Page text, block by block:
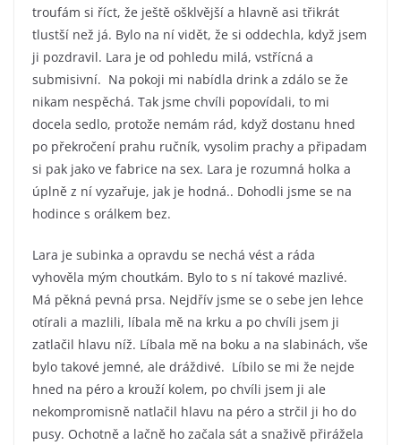
troufám si říct, že ještě ošklvější a hlavně asi třikrát
tlustší než já. Bylo na ní vidět, že si oddechla, když jsem
ji pozdravil. Lara je od pohledu milá, vstřícná a
submisivní. Na pokoji mi nabídla drink a zdálo se že
nikam nespěchá. Tak jsme chvíli popovídali, to mi
docela sedlo, protože nemám rád, když dostanu hned
po překročení prahu ručník, vysolim prachy a připadam
si pak jako ve fabrice na sex. Lara je rozumná holka a
úplně z ní vyzařuje, jak je hodná.. Dohodli jsme se na
hodince s orálkem bez.
Lara je subinka a opravdu se nechá vést a ráda
vyhověla mým choutkám. Bylo to s ní takové mazlivé.
Má pěkná pevná prsa. Nejdřív jsme se o sebe jen lehce
otírali a mazlili, líbala mě na krku a po chvíli jsem ji
zatlačil hlavu níž. Líbala mě na boku a na slabinách, vše
bylo takové jemné, ale dráždivé. Líbilo se mi že nejde
hned na péro a krouží kolem, po chvíli jsem ji ale
nekompromisně natlačil hlavu na péro a strčil ji ho do
pusy. Ochotně a lačně ho začala sát a snaživě přirážela